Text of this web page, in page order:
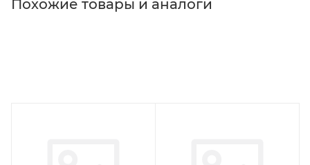
Похожие товары и аналоги